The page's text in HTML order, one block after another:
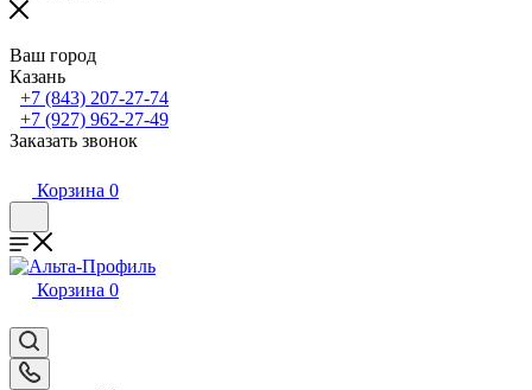
Ваш город
Казань
+7 (843) 207-27-74
+7 (927) 962-27-49
Заказать звонок
Корзина 0
Корзина 0